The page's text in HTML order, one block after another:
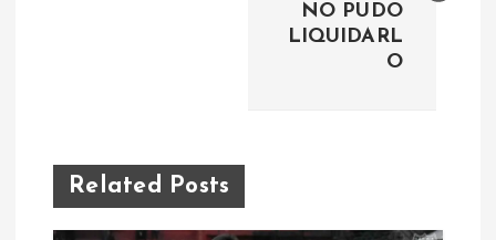
a
c
NO PUDO
LIQUIDARL
O
Related Posts